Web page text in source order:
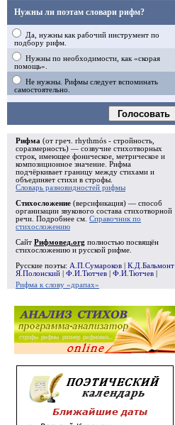
Нужны ли поэтам словари рифм?
Да, нужны как рабочий инструмент по
подбору рифм.
Нужны по необходимости, как «скорая
помощь».
Не нужны. Рифмы следует вспоминать
самостоятельно.
Голосовать
Рифма (от греч. rhythmós - стройность,
соразмерность) — созвучие стихотворных
строк, имеющее фоническое, метрическое и
композиционное значение. Рифма
подчёркивает границу между стихами и
объединяет стихи в строфы
Словарь разновидностей рифмы
Стихосложение (версификация) — способ
организации звукового состава стихотворной
речи. Подробнее см. Справочник по
стихосложению
Сайт Рифмовед.org полностью посвящён
стихосложению и русской рифме.
Русские поэты: А.П.Сумароков К.Д.Бальмонт
Я.Полонский
Ф.И.Тютчев Ф.И.Тютчев
Рифма к слову «драпах»